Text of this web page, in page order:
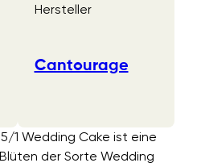
Hersteller
Cantourage
1 Wedding Cake ist eine
der Sorte Wedding